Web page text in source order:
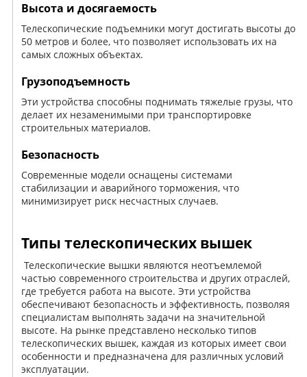
Высота и досягаемость
Телескопические подъемники могут достигать высоты до
50 метров и более, что позволяет использовать их на
самых сложных объектах.
Грузоподъемность
Эти устройства способны поднимать тяжелые грузы, что
делает их незаменимыми при транспортировке
строительных материалов.
Безопасность
Современные модели оснащены системами
стабилизации и аварийного торможения, что
минимизирует риск несчастных случаев.
Типы телескопических вышек
Телескопические вышки являются неотъемлемой
частью современного строительства и других отраслей,
где требуется работа на высоте. Эти устройства
обеспечивают безопасность и эффективность, позволяя
специалистам выполнять задачи на значительной
высоте. На рынке представлено несколько типов
телескопических вышек, каждая из которых имеет свои
особенности и предназначена для различных условий
эксплуатации.